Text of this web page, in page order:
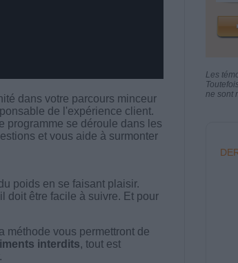
dans votre parcours minceur
de l'expérience client.
programme se déroule dans les
et vous aide à surmonter
poids en se faisant plaisir.
doit être facile à suivre. Et pour
méthode vous permettront de
interdits, tout est
Les
ne sont